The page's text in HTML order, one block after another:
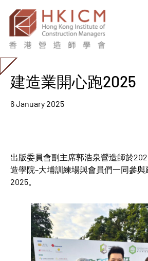
建造業開心跑2025
6 January 2025
出版委員會副主席郭浩泉營造師於
造學院–大埔訓練場與會員們一同參
2025。